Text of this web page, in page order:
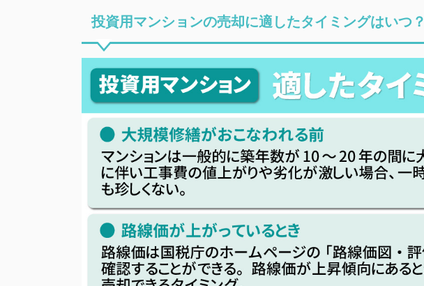
投資用マンションの売却に適したタイミングはいつ？